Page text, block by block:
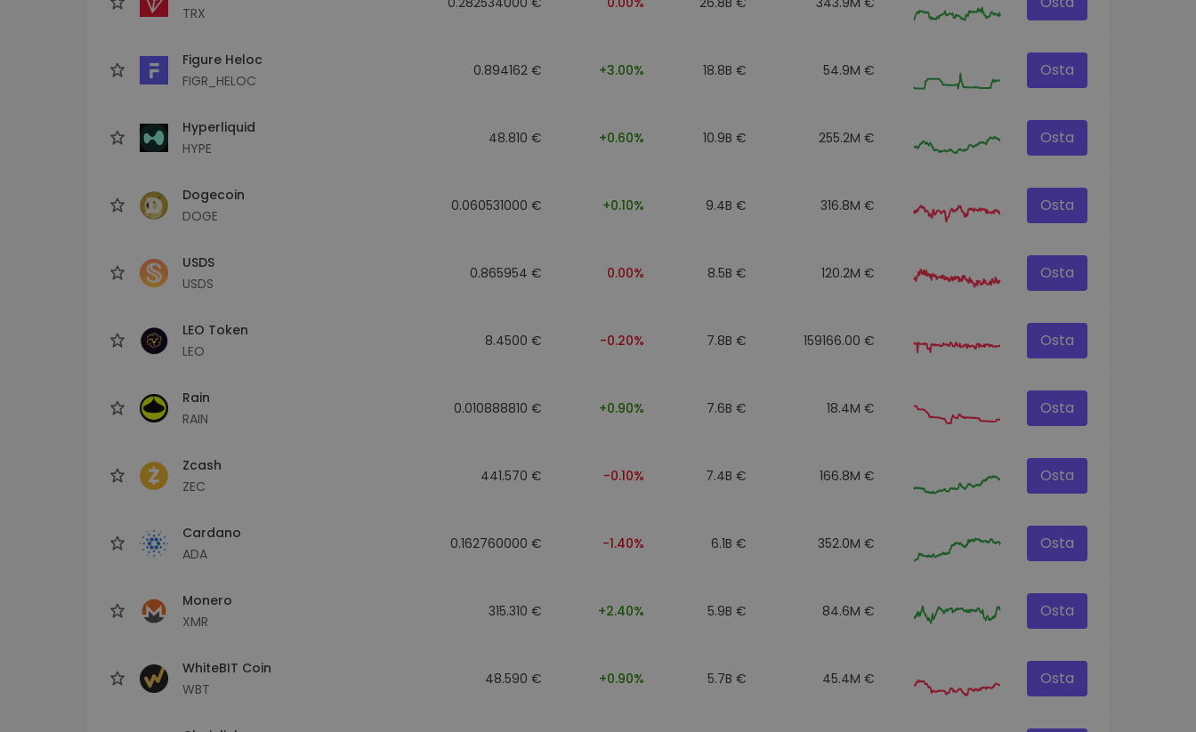
TRX
Figure Heloc
FIGR_HELOC
0.894162 € +3.00% 18.8B € 54.9M € Osta
Hyperliquid
HYPE
48.810 € +0.60% 10.9B € 255.2M € Osta
Dogecoin
DOGE
0.060531000 € +0.10% 9.4B € 316.8M € Osta
USDS
USDS
0.865954 € 0.00% 8.5B € 120.2M € Osta
LEO Token
LEO
8.4500 € -0.20% 7.8B € 159166.00 € Osta
Rain
RAIN
0.010888810 € +0.90% 7.6B € 18.4M € Osta
Zcash
ZEC
441.570 € -0.10% 7.4B € 166.8M € Osta
Cardano
ADA
0.162760000 € -1.40% 6.1B € 352.0M € Osta
Monero
XMR
315.310 € +2.40% 5.9B € 84.6M € Osta
WhiteBIT Coin
WBT
48.590 € +0.90% 5.7B € 45.4M € Osta